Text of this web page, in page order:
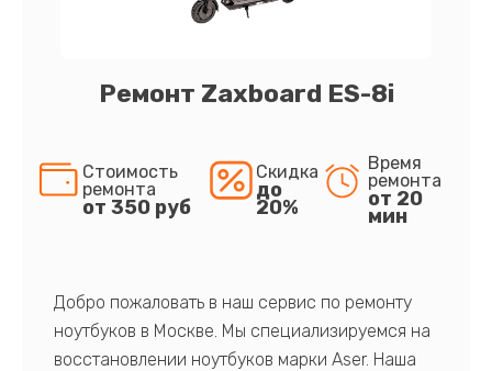
Ремонт Zaxboard ES-8i
Стоимость
ремонта
от 350 руб
Скидка
до
20%
Время
ремонта
от 20
мин
Добро пожаловать в наш сервис по ремонту
ноутбуков в Москве. Мы специализируемся на
восстановлении ноутбуков марки Aser. Наша